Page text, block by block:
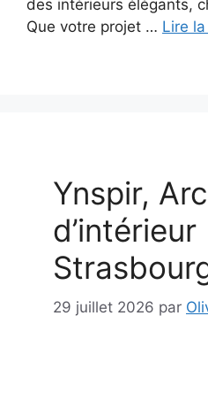
des intérieurs élégants,
Que votre projet … Lire
Ynspir,
d’intérieur
29 juillet 2026 par